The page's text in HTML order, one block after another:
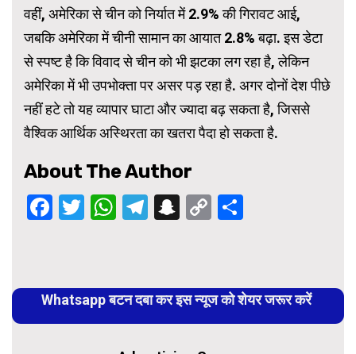
वहीं, अमेरिका से चीन को निर्यात में 2.9% की गिरावट आई,
जबकि अमेरिका में चीनी सामान का आयात 2.8% बढ़ा. इस डेटा
से स्पष्ट है कि विवाद से चीन को भी झटका लग रहा है, लेकिन
अमेरिका में भी उपभोक्ता पर असर पड़ रहा है. अगर दोनों देश पीछे
नहीं हटे तो यह व्यापार घाटा और ज्यादा बढ़ सकता है, जिससे
वैश्विक आर्थिक अस्थिरता का खतरा पैदा हो सकता है.
About The Author
Facebook
Twitter
WhatsApp
Telegram
Snapchat
Copy
Reading
Whatsapp बटन दबा कर इस न्यूज को शेयर जरूर करें